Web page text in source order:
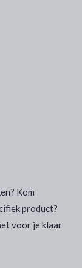
Kom
product?
voor je klaar